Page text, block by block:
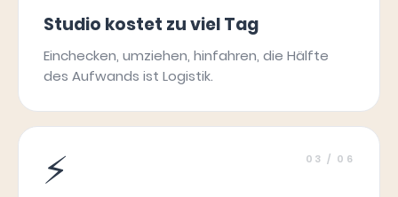
Studio kostet zu viel Tag
Einchecken, umziehen, hinfahren, die Hälfte
des Aufwands ist Logistik.
⚡ 03 / 06